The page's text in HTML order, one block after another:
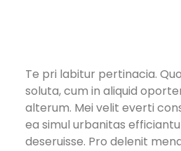
Te pri labitur pertinacia.
soluta, cum in aliquid
alterum. Mei velit everti
ea simul urbanitas
deseruisse. Pro delenit